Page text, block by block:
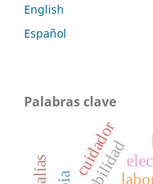
English
Español
Palabras clave
cuidador